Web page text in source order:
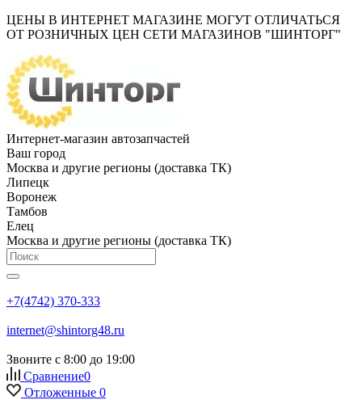
ЦЕНЫ В ИНТЕРНЕТ МАГАЗИНЕ МОГУТ ОТЛИЧАТЬСЯ
ОТ РОЗНИЧНЫХ ЦЕН СЕТИ МАГАЗИНОВ "ШИНТОРГ"
Интернет-магазин автозапчастей
Ваш город
Москва и другие регионы (доставка ТК)
Липецк
Воронеж
Тамбов
Елец
Москва и другие регионы (доставка ТК)
+7(4742) 370-333
internet@shintorg48.ru
Звоните с 8:00 до 19:00
Сравнение0
Отложенные 0